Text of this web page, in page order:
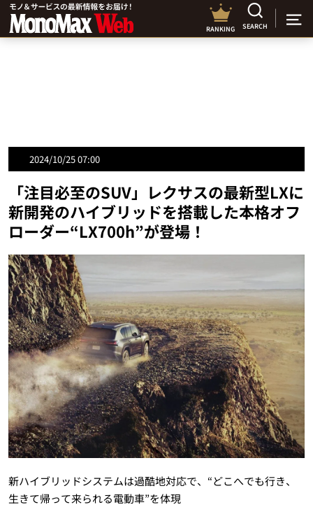
RANKING SEARCH
2024/10/25 07:00
「注目必至のSUV」レクサスの最新型LXに
新開発のハイブリッドを搭載した本格オフ
ローダー“LX700h”が登場！
新ハイブリッドシステムは過酷地対応で、“どこへでも行き、
生きて帰って来られる電動車”を体現